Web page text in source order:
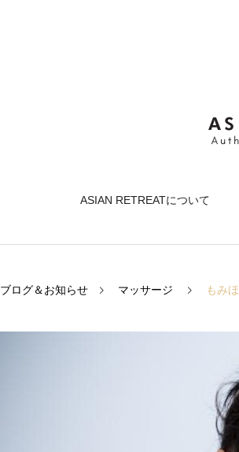
ASIAN RETREATについて
ブログ＆お知らせ マッサージ もみ